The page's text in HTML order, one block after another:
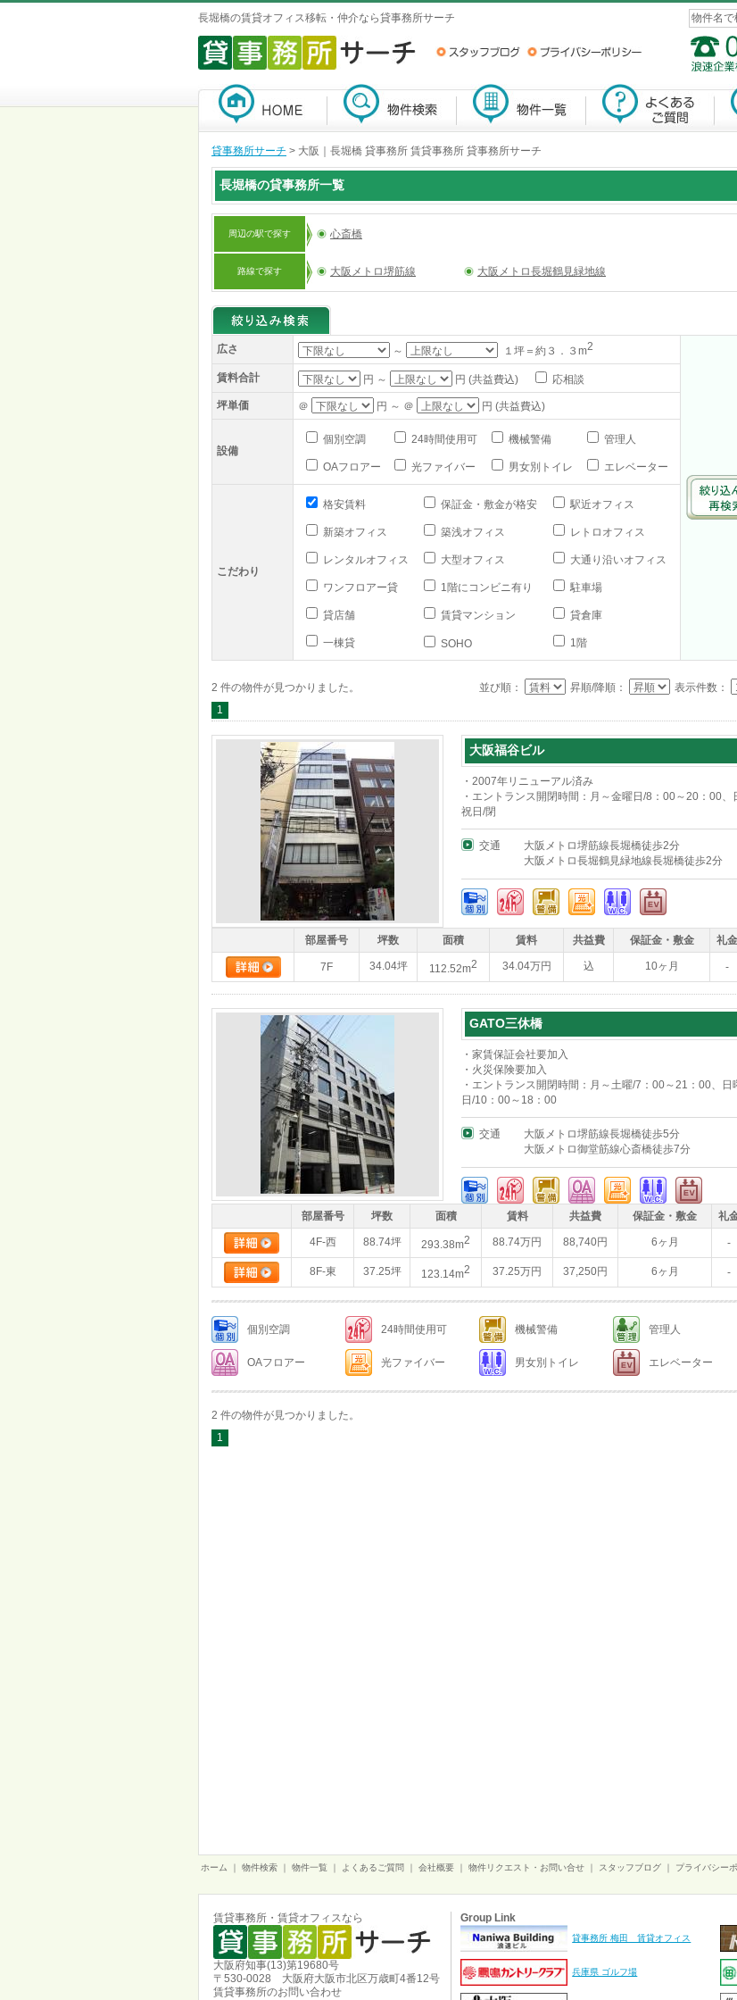
長堀橋の賃貸オフィス移転・仲介なら貸事務所サーチ
貸事務所サーチ > 大阪｜長堀橋 貸事務所 賃貸事務所 貸事務所サーチ
長堀橋の貸事務所一覧
周辺の駅で探す 心斎橋
路線で探す 大阪メトロ堺筋線 大阪メトロ長堀鶴見緑地線
広さ ～ １坪＝約３．３m2
賃料合計 円 ～ 円 (共益費込) 応相談
坪単価 ＠ 円 ～ ＠ 円 (共益費込)
設備
個別空調 24時間使用可 機械警備 管理人
OAフロアー 光ファイバー 男女別トイレ エレベーター
こだわり
格安賃料 保証金・敷金が格安 駅近オフィス
新築オフィス 築浅オフィス レトロオフィス
レンタルオフィス 大型オフィス 大通り沿いオフィス
ワンフロアー貸 1階にコンビニ有り 駐車場
貸店舗 賃貸マンション 貸倉庫
一棟貸 SOHO 1階
2 件の物件が見つかりました。 並び順： 昇順/降順：
表示件数：
1
大阪福谷ビル
・2007年リニューアル済み
・エントランス開閉時間：月～金曜日/8：00～20：00、
祝日/閉
交通
大阪メトロ堺筋線長堀橋徒歩2分
大阪メトロ長堀鶴見緑地線長堀橋徒歩2分
部屋番号 坪数 面積 賃料 共益費 保証金・敷金 礼金
7F 34.04坪 112.52m2 34.04万円 込 10ヶ月 -
GATO三休橋
・家賃保証会社要加入
・火災保険要加入
・エントランス開閉時間：月～土曜/7：00～21：00、日
日/10：00～18：00
交通
大阪メトロ堺筋線長堀橋徒歩5分
大阪メトロ御堂筋線心斎橋徒歩7分
部屋番号 坪数 面積 賃料 共益費 保証金・敷金 礼
4F-西 88.74坪 293.38m2 88.74万円 88,740円 6ヶ月 -
8F-東 37.25坪 123.14m2 37.25万円 37,250円 6ヶ月 -
個別空調 24時間使用可 機械警備 管理人
OAフロアー 光ファイバー 男女別トイレ エレベーター
2 件の物件が見つかりました。
1
ホーム 物件検索 物件一覧 よくあるご質問 会社概要 物件リクエスト・お問い合せ スタッフブログ
プライバシー
賃貸事務所・賃貸オフィスなら
大阪府知事(13)第19680号
〒530-0028 大阪府大阪市北区万歳町4番12号
賃貸事務所のお問い合わせ
Group Link
貸事務所 梅田 賃貸オフィス
兵庫県 ゴルフ場